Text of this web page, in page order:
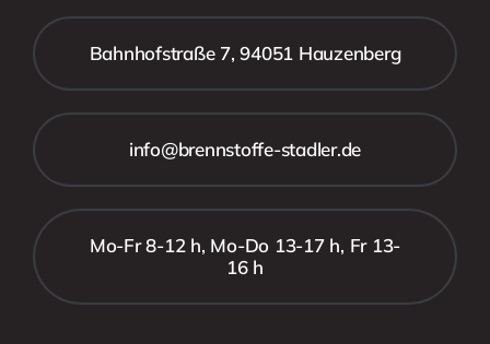
Bahnhofstraße 7, 94051 Hauzenberg
info@brennstoffe-stadler.de
Mo-Fr 8-12 h, Mo-Do 13-17 h, Fr 13-
16 h